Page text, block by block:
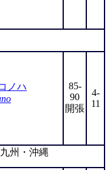
ノハ
85-
90
開張
4-
11
州・沖縄